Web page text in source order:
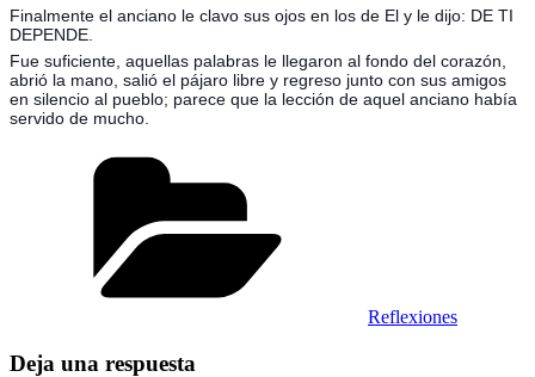
Finalmente el anciano le clavo sus ojos en los de El y le dijo: DE TI
DEPENDE.
Fue suficiente, aquellas palabras le llegaron al fondo del corazón,
abrió la mano, salió el pájaro libre y regreso junto con sus amigos
en silencio al pueblo; parece que la lección de aquel anciano había
servido de mucho.
Reflexiones
Deja una respuesta